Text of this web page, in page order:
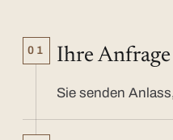
01 Ihre Anfrage
Sie senden